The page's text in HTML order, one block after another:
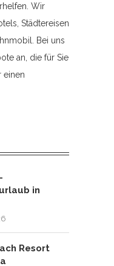
Wir
Städtereisen
Bei uns
an, die für Sie
einen
in
Resort